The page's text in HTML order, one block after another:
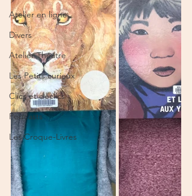
Atelier en ligne
Divers
Atelier Théâtre
Les Petits curieux
Clics et déclics
Podcasts
Les Croque-Livres